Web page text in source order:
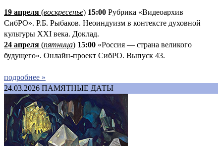
19 апреля (воскресенье) 15:00 Рубрика «Видеоархив
СибРО». Р.Б. Рыбаков. Неоиндуизм в контексте духовной
культуры XXI века. Доклад.
24 апреля (пятница) 15:00 «Россия — страна великого
будущего». Онлайн-проект СибРО. Выпуск 43.
подробнее »
24.03.2026 ПАМЯТНЫЕ ДАТЫ